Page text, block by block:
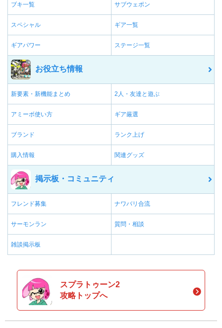
ブキ一覧 サブウェポン
スペシャル ギア一覧
ギアパワー ステージ一覧
お役立ち情報
新要素・新機能まとめ 2人・友達と遊ぶ
アミーボ使い方 ギア厳選
ブランド ランク上げ
購入情報 関連グッズ
掲示板・コミュニティ
フレンド募集 ナワバリ合流
サーモンラン 質問・相談
雑談掲示板
スプラトゥーン2
攻略トップへ